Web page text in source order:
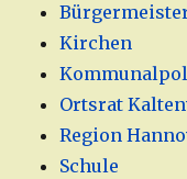
Kirchen
Ortsrat
Region
Schule